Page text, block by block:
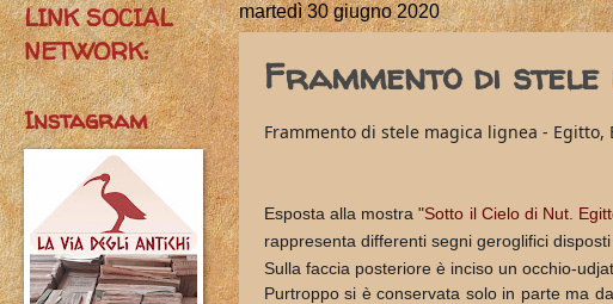
martedì 30 giugno 2020
Frammento di stele
Frammento di stele magica lignea - Egitto,
Esposta alla mostra "Sotto il Cielo di Nut.
rappresenta differenti segni geroglifici
Sulla faccia posteriore è inciso un occhio-
Purtroppo si è conservata solo in parte ma
LINK SOCIAL
NETWORK:
Instagram